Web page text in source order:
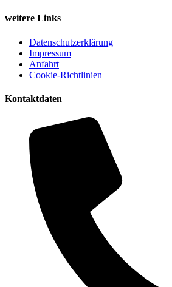
weitere Links
Datenschutzerklärung
Impressum
Anfahrt
Cookie-Richtlinien
Kontaktdaten